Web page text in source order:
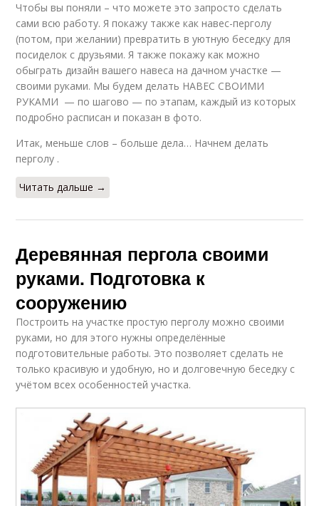
Чтобы вы поняли – что можете это запросто сделать
сами всю работу. Я покажу также как навес-перголу
(потом, при желании) превратить в уютную беседку для
посиделок с друзьями. Я также покажу как можно
обыграть дизайн вашего навеса на дачном участке —
своими руками. Мы будем делать НАВЕС СВОИМИ
РУКАМИ — по шагово — по этапам, каждый из которых
подробно расписан и показан в фото.
Итак, меньше слов – больше дела… Начнем делать
перголу .
Читать дальше →
Деревянная пергола своими
руками. Подготовка к
сооружению
Построить на участке простую перголу можно своими
руками, но для этого нужны определённые
подготовительные работы. Это позволяет сделать не
только красивую и удобную, но и долговечную беседку с
учётом всех особенностей участка.